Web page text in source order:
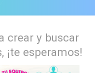
crear y buscar
¡te esperamos!